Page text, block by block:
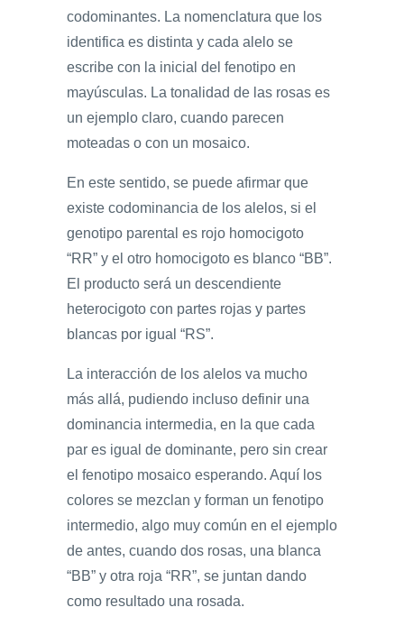
codominantes. La nomenclatura que los
identifica es distinta y cada alelo se
escribe con la inicial del fenotipo en
mayúsculas. La tonalidad de las rosas es
un ejemplo claro, cuando parecen
moteadas o con un mosaico.
En este sentido, se puede afirmar que
existe codominancia de los alelos, si el
genotipo parental es rojo homocigoto
“RR” y el otro homocigoto es blanco “BB”.
El producto será un descendiente
heterocigoto con partes rojas y partes
blancas por igual “RS”.
La interacción de los alelos va mucho
más allá, pudiendo incluso definir una
dominancia intermedia, en la que cada
par es igual de dominante, pero sin crear
el fenotipo mosaico esperando. Aquí los
colores se mezclan y forman un fenotipo
intermedio, algo muy común en el ejemplo
de antes, cuando dos rosas, una blanca
“BB” y otra roja “RR”, se juntan dando
como resultado una rosada.